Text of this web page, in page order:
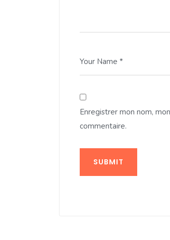
Your Name *
Enregistrer mon nom,
commentaire.
SUBMIT